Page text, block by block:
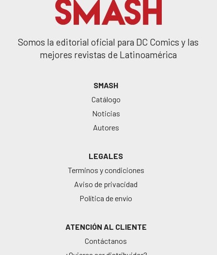
Somos la editorial oficial para DC Comics y las
mejores revistas de Latinoamérica
SMASH
Catálogo
Noticias
Autores
LEGALES
Terminos y condiciones
Aviso de privacidad
Política de envío
ATENCIÓN AL CLIENTE
Contáctanos